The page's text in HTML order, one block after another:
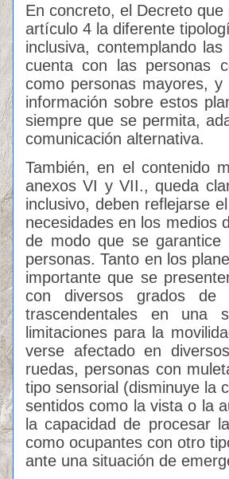
En concreto, el Decreto
artículo 4 la diferente
inclusiva, contemplando
cuenta con las personas
como personas mayores,
información sobre estos
siempre que se permita,
comunicación alternativa.
También, en el contenido
anexos VI y VII., queda
inclusivo, deben reflejarse
necesidades en los medios
de modo que se
personas. Tanto en los
importante que se
con diversos grados de
trascendentales en una
limitaciones para la
verse afectado en
ruedas, personas con
tipo sensorial (disminuye la
sentidos como la vista o la
la capacidad de procesar
como ocupantes con otro
ante una situación de